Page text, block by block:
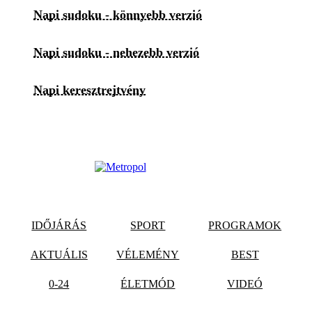
Napi sudoku - könnyebb verzió
Napi sudoku - nehezebb verzió
Napi keresztrejtvény
IDŐJÁRÁS SPORT PROGRAMOK
AKTUÁLIS VÉLEMÉNY BEST
0-24 ÉLETMÓD VIDEÓ